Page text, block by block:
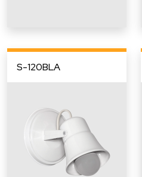
S-120BLA